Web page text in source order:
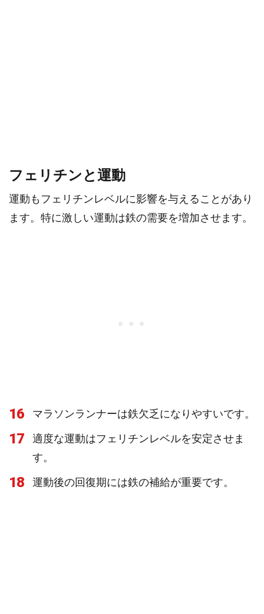
フェリチンと運動
運動もフェリチンレベルに影響を与えることがあり
ます。特に激しい運動は鉄の需要を増加させます。
16 マラソンランナーは鉄欠乏になりやすいです。
17
適度な運動はフェリチンレベルを安定させま
す。
18 運動後の回復期には鉄の補給が重要です。